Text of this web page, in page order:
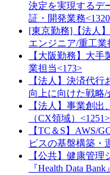
決定を実現するデ
証・開発業務
[東京勤務]【法人
エンジニア/重工業
【大阪勤務】大
業担当<173>
【法人】決済代
向上に向けた戦略/
【法人】事業創
（CX領域）<1251>
【TC＆S】AWS/
ビスの基盤構築・
【公共】健康管
『Health Data